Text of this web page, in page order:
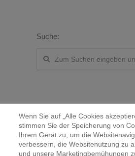
Suche:
Kontakt
Wenn Sie auf „Alle Cookies
stimmen Sie der Speicherung von
Ihrem Gerät zu, um die
verbessern, die Websitenutzung zu
und unsere Marketingbemühungen